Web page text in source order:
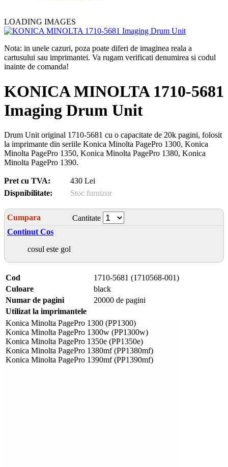
LOADING IMAGES
Nota: in unele cazuri, poza poate diferi de imaginea reala a
cartusului sau imprimantei. Va rugam verificati denumirea si codul
inainte de comanda!
KONICA MINOLTA 1710-5681
Imaging Drum Unit
Drum Unit original 1710-5681 cu o capacitate de 20k pagini, folosit
la imprimante din seriile Konica Minolta PagePro 1300, Konica
Minolta PagePro 1350, Konica Minolta PagePro 1380, Konica
Minolta PagePro 1390.
Pret cu TVA:
430 Lei
Dispnibilitate:
Stoc furnizor
Cumpara
Cantitate
Continut Cos
cosul este gol
Cod
1710-5681 (1710568-001)
Culoare
black
Numar de pagini
20000 de pagini
Utilizat la imprimantele
Konica Minolta PagePro 1300 (PP1300)
Konica Minolta PagePro 1300w (PP1300w)
Konica Minolta PagePro 1350e (PP1350e)
Konica Minolta PagePro 1380mf (PP1380mf)
Konica Minolta PagePro 1390mf (PP1390mf)